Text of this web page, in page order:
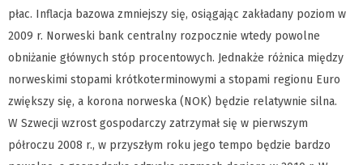
płac. Inflacja bazowa zmniejszy się, osiągając zakładany poziom w
2009 r. Norweski bank centralny rozpocznie wtedy powolne
obniżanie głównych stóp procentowych. Jednakże różnica między
norweskimi stopami krótkoterminowymi a stopami regionu Euro
zwiększy się, a korona norweska (NOK) będzie relatywnie silna.
W Szwecji wzrost gospodarczy zatrzymał się w pierwszym
półroczu 2008 r., w przyszłym roku jego tempo będzie bardzo